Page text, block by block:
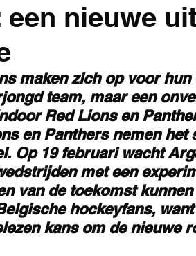
een nieuwe
maken zich op voor
team, maar een
Red Lions en
en Panthers nemen
Op 19 februari wacht
met een
van de toekomst
hockeyfans,
kans om de nieuwe